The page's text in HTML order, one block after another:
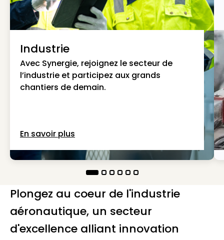
Industrie
Avec Synergie, rejoignez le secteur de
l’industrie et participez aux grands
chantiers de demain.
En savoir plus
Plongez au coeur de l'industrie
aéronautique, un secteur
d'excellence alliant innovation